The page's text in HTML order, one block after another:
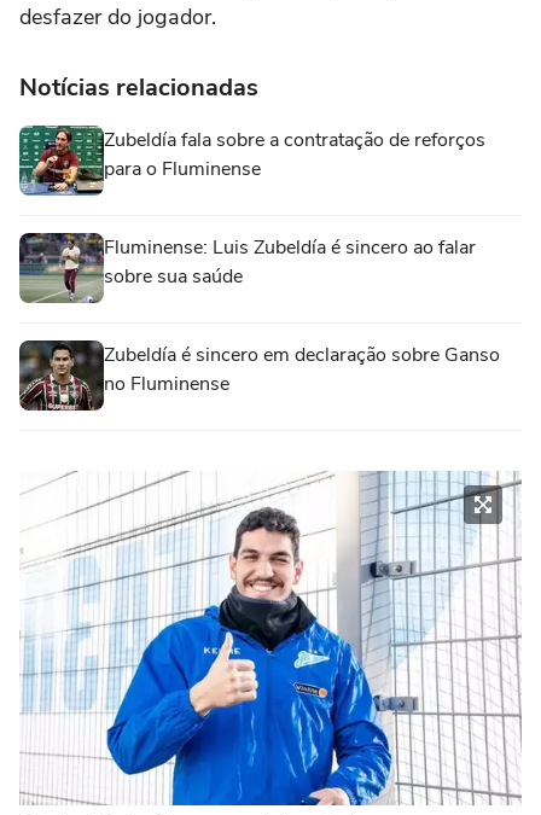
desfazer do jogador.
Notícias relacionadas
Zubeldía fala sobre a contratação de reforços
para o Fluminense
Fluminense: Luis Zubeldía é sincero ao falar
sobre sua saúde
Zubeldía é sincero em declaração sobre Ganso
no Fluminense